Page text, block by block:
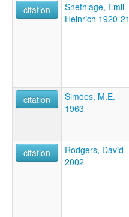
citation
Snethlage, Emil
Heinrich 1920-21
citation
Simões, M.E.
1963
citation
Rodgers, David
2002